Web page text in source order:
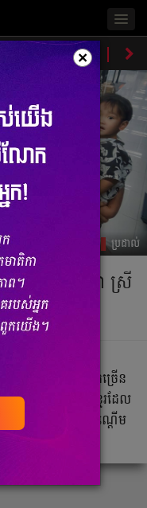
ប្រវត្តិ​​ វិភា
ប្រដាល់
ឿង​ សុខ​ ធី​ ឧកញ៉ា​ ស្រី​
េះ​
ាន​អ្នក​គាំទ្រ​ជជែក​ច្រើន​
នា​ជា​មួយ​កីឡាករ​ខ្មែរ​ដែល​
ះ​ចង់​ឲ្យ​ សុខ​ ធី​ ប្រកួត​ដណ្ដើម​
×